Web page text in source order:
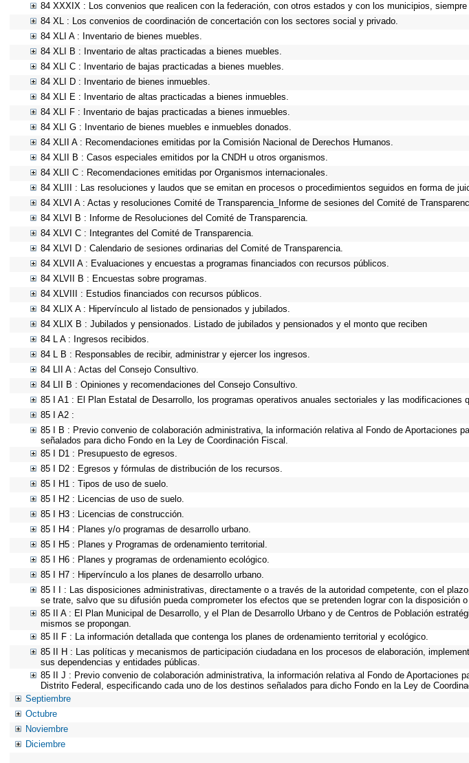
84 XXXIX : Los convenios que realicen con la federación, con otros estados y con los municipios,
84 XL : Los convenios de coordinación de concertación con los sectores social y privado.
84 XLI A : Inventario de bienes muebles.
84 XLI B : Inventario de altas practicadas a bienes muebles.
84 XLI C : Inventario de bajas practicadas a bienes muebles.
84 XLI D : Inventario de bienes inmuebles.
84 XLI E : Inventario de altas practicadas a bienes inmuebles.
84 XLI F : Inventario de bajas practicadas a bienes inmuebles.
84 XLI G : Inventario de bienes muebles e inmuebles donados.
84 XLII A : Recomendaciones emitidas por la Comisión Nacional de Derechos Humanos.
84 XLII B : Casos especiales emitidos por la CNDH u otros organismos.
84 XLII C : Recomendaciones emitidas por Organismos internacionales.
84 XLIII : Las resoluciones y laudos que se emitan en procesos o procedimientos seguidos en forma de
84 XLVI A : Actas y resoluciones Comité de Transparencia_Informe de sesiones del Comité de
84 XLVI B : Informe de Resoluciones del Comité de Transparencia.
84 XLVI C : Integrantes del Comité de Transparencia.
84 XLVI D : Calendario de sesiones ordinarias del Comité de Transparencia.
84 XLVII A : Evaluaciones y encuestas a programas financiados con recursos públicos.
84 XLVII B : Encuestas sobre programas.
84 XLVIII : Estudios financiados con recursos públicos.
84 XLIX A : Hipervínculo al listado de pensionados y jubilados.
84 XLIX B : Jubilados y pensionados. Listado de jubilados y pensionados y el monto que reciben
84 L A : Ingresos recibidos.
84 L B : Responsables de recibir, administrar y ejercer los ingresos.
84 LII A : Actas del Consejo Consultivo.
84 LII B : Opiniones y recomendaciones del Consejo Consultivo.
85 I A1 : El Plan Estatal de Desarrollo, los programas operativos anuales sectoriales y las modificaciones
85 I A2 :
85 I B : Previo convenio de colaboración administrativa, la información relativa al Fondo de Aportaciones
señalados para dicho Fondo en la Ley de Coordinación Fiscal.
85 I D1 : Presupuesto de egresos.
85 I D2 : Egresos y fórmulas de distribución de los recursos.
85 I H1 : Tipos de uso de suelo.
85 I H2 : Licencias de uso de suelo.
85 I H3 : Licencias de construcción.
85 I H4 : Planes y/o programas de desarrollo urbano.
85 I H5 : Planes y Programas de ordenamiento territorial.
85 I H6 : Planes y programas de ordenamiento ecológico.
85 I H7 : Hipervínculo a los planes de desarrollo urbano.
85 I I : Las disposiciones administrativas, directamente o a través de la autoridad competente, con el
se trate, salvo que su difusión pueda comprometer los efectos que se pretenden lograr con la
85 II A : El Plan Municipal de Desarrollo, y el Plan de Desarrollo Urbano y de Centros de Población
mismos se propongan.
85 II F : La información detallada que contenga los planes de ordenamiento territorial y ecológico.
85 II H : Las políticas y mecanismos de participación ciudadana en los procesos de elaboración,
sus dependencias y entidades públicas.
85 II J : Previo convenio de colaboración administrativa, la información relativa al Fondo de Aportaciones
Distrito Federal, especificando cada uno de los destinos señalados para dicho Fondo en la Ley de
Septiembre
Octubre
Noviembre
Diciembre